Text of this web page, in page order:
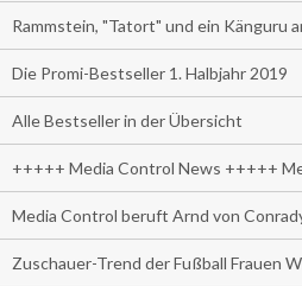
Rammstein, "Tatort" und ein Känguru
Die Promi-Bestseller 1. Halbjahr 2019
Alle Bestseller in der Übersicht
+++++ Media Control News +++++
Media Control beruft Arnd von
Zuschauer-Trend der Fußball Frauen